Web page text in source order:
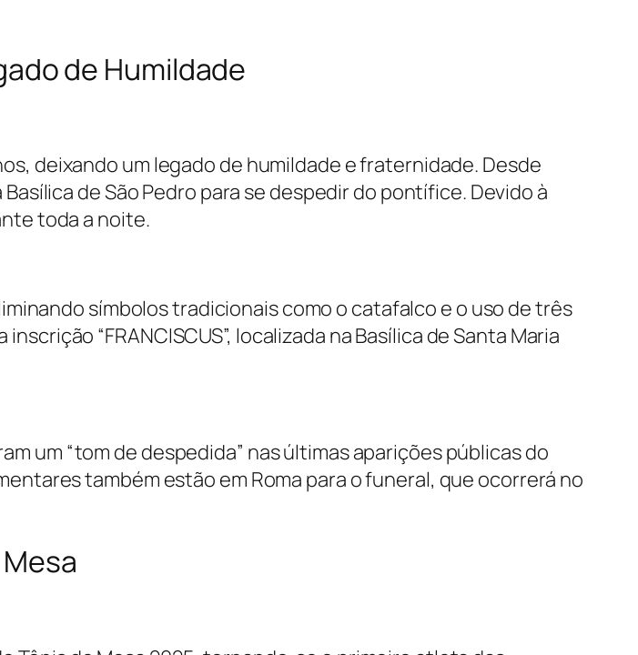
de Humildade
deixando um legado de humildade e fraternidade. Desde
de São Pedro para se despedir do pontífice. Devido à
toda a noite.
símbolos tradicionais como o catafalco e o uso de três
“FRANCISCUS”, localizada na Basílica de Santa Maria
um “tom de despedida” nas últimas aparições públicas do
também estão em Roma para o funeral, que ocorrerá no